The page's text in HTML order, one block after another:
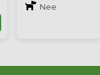
Nee